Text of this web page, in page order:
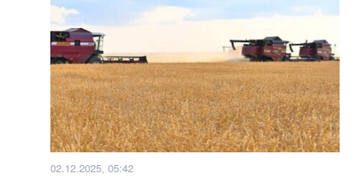
02.12.2025, 05:42